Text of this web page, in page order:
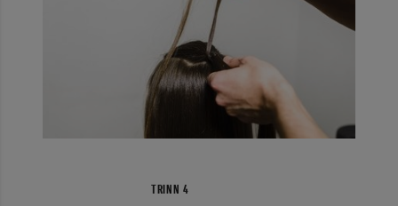
TRINN 4